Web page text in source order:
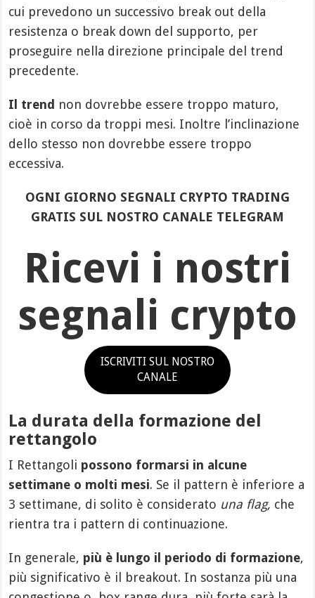
cui prevedono un successivo break out della
resistenza o break down del supporto, per
proseguire nella direzione principale del trend
precedente.
Il trend non dovrebbe essere troppo maturo,
cioè in corso da troppi mesi. Inoltre l’inclinazione
dello stesso non dovrebbe essere troppo
eccessiva.
OGNI GIORNO SEGNALI CRYPTO TRADING
GRATIS SUL NOSTRO CANALE TELEGRAM
Ricevi i nostri
segnali crypto
ISCRIVITI SUL NOSTRO
CANALE
La durata della formazione del
rettangolo
I Rettangoli possono formarsi in alcune
settimane o molti mesi. Se il pattern è inferiore a
3 settimane, di solito è considerato una flag, che
rientra tra i pattern di continuazione.
In generale, più è lungo il periodo di formazione,
più significativo è il breakout. In sostanza più una